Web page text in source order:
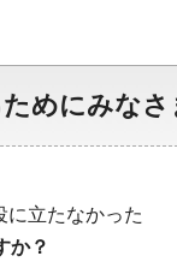
めにみな
に立たなかった
か？